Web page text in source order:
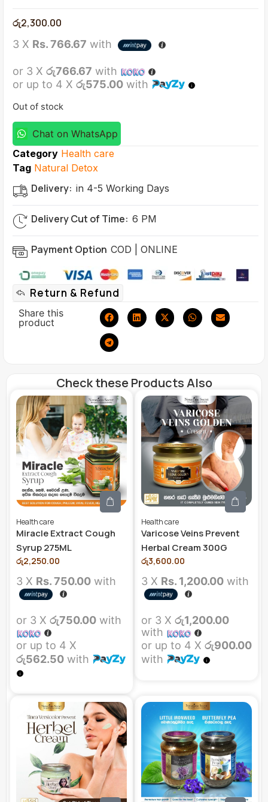
රු2,300.00
3 X Rs. 766.67 with
or 3 X රු766.67 with
or up to 4 X රු575.00 with
Out of stock
Chat on WhatsApp
Category Health care
Tag Natural Detox
Delivery: in 4-5 Working Days
Delivery Cut of Time: 6 PM
Payment Option COD | ONLINE
Return & Refund
Share this
product
Check these Products Also
Health care
Miracle Extract Cough
Syrup 275ML
රු2,250.00
3 X Rs. 750.00 with
or 3 X රු750.00 with
or up to 4 X
රු562.50 with
Health care
Varicose Veins Prevent
Herbal Cream 300G
රු3,600.00
3 X Rs. 1,200.00 with
or 3 X රු1,200.00
with
or up to 4 X රු900.00
with